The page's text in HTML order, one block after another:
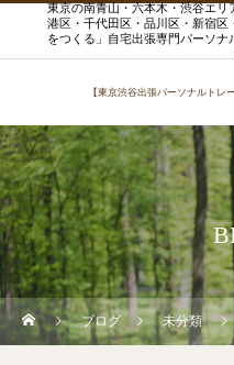
東京の南青山・六本木・渋谷エ
港区・千代田区・品川区・新宿
をつくる」自宅出張専門パーソ
【東京渋谷出張パーソナルトレ
ブログ 未分類